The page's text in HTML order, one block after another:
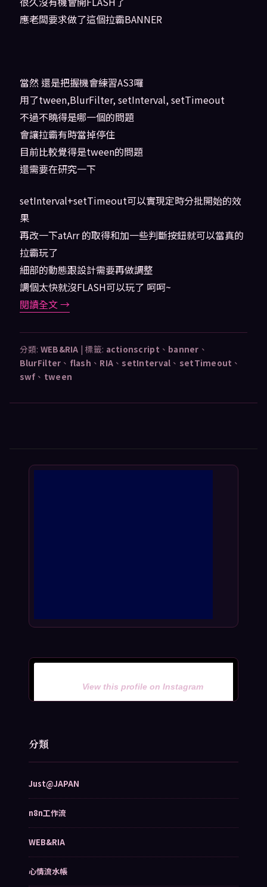
應老闆要求做了這個拉霸BANNER
當然 還是把握機會練習AS3囉
用了tween,BlurFilter, setInterval, setTimeout
不過不曉得是哪一個的問題
會讓拉霸有時當掉停住
目前比較覺得是tween的問題
還需要在研究一下
setInterval+setTimeout可以實現定時分批開始的效
果
再改一下atArr 的取得和加一些判斷按鈕就可以當真的
拉霸玩了
細部的動態跟設計需要再做調整
調個太快就沒FLASH可以玩了 呵呵~
閱讀全文→
分類: WEB&RIA | 標籤: actionscript 、 banner 、
BlurFilter 、 flash 、 RIA 、setInterval 、 setTimeout 、
swf 、 tween
View this profile on Instagram
分類
Just@JAPAN
n8n工作流
WEB&RIA
心情流水帳